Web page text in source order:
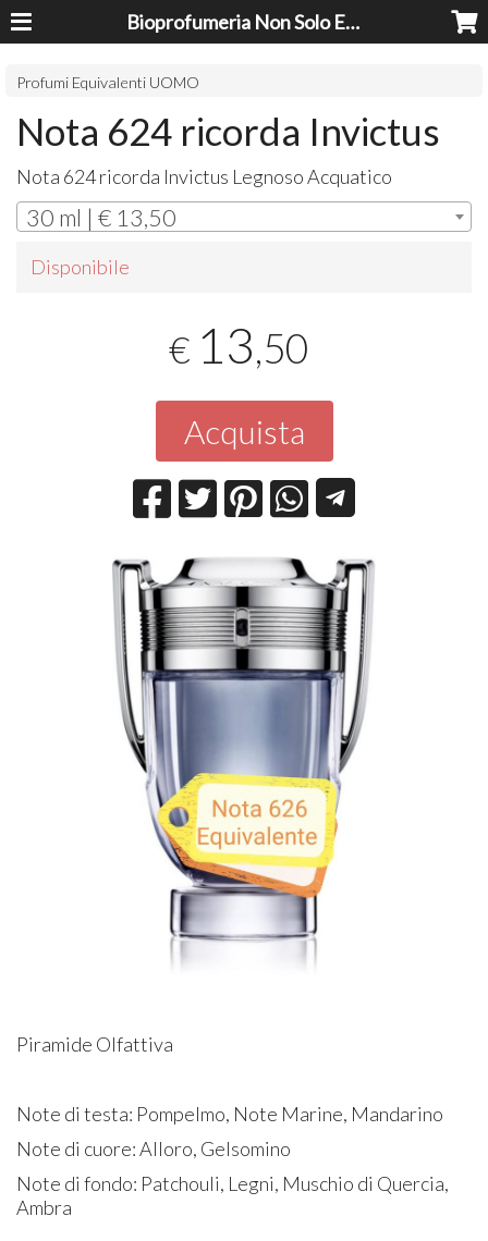
Bioprofumeria Non Solo Essenze
Profumi Equivalenti UOMO
Nota 624 ricorda Invictus
Nota 624 ricorda Invictus Legnoso Acquatico
30 ml | € 13,50
Disponibile
€ 13,50
Acquista
Piramide Olfattiva
Note di testa: Pompelmo, Note Marine, Mandarino
Note di cuore: Alloro, Gelsomino
Note di fondo: Patchouli, Legni, Muschio di Quercia,
Ambra